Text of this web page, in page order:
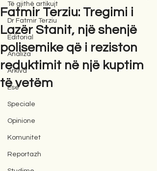
Të gjithë artikujt
Dr Fatmir Terziu
Editorial
Analiza
Arkiva
Ese
Speciale
Opinione
Komunitet
Reportazh
Fatmir Terziu: Tregimi i
Lazër Stanit, një shenjë
polisemike që i reziston
reduktimit në një kuptim
të vetëm